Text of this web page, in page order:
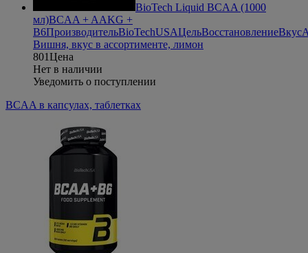
BioTech Liquid BCAA (1000
мл)BCAA + AAKG +
B6ПроизводительBioTechUSAЦельВосстановлениеВкус
Вишня, вкус в ассортименте, лимон
801Цена
Нет в наличии
Уведомить о поступлении
BCAA в капсулах, таблетках